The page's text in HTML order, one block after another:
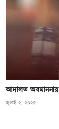
আদালত অবমাননার
জুলাই ২, ২০২৫